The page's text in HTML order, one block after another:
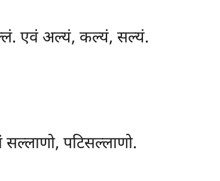
एवं अल्यं, कल्यं, सल्यं.
पटिसल्लाणो.